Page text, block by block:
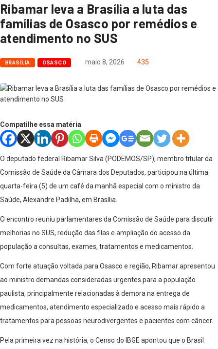
Ribamar leva a Brasília a luta das
famílias de Osasco por remédios e
atendimento no SUS
BRASÍLIA OSASCO maio 8, 2026 435
Compatilhe essa matéria
O deputado federal Ribamar Silva (PODEMOS/SP), membro titular da
Comissão de Saúde da Câmara dos Deputados, participou na última
quarta-feira (5) de um café da manhã especial com o ministro da
Saúde, Alexandre Padilha, em Brasília.
O encontro reuniu parlamentares da Comissão de Saúde para discutir
melhorias no SUS, redução das filas e ampliação do acesso da
população a consultas, exames, tratamentos e medicamentos.
Com forte atuação voltada para Osasco e região, Ribamar apresentou
ao ministro demandas consideradas urgentes para a população
paulista, principalmente relacionadas à demora na entrega de
medicamentos, atendimento especializado e acesso mais rápido a
tratamentos para pessoas neurodivergentes e pacientes com câncer.
Pela primeira vez na história, o Censo do IBGE apontou que o Brasil